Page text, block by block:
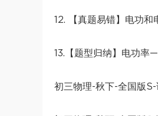
12. 【真题易错】电功
13.【题型归纳】电功
初三物理-秋下-全国版